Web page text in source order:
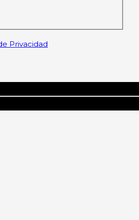
Privacidad